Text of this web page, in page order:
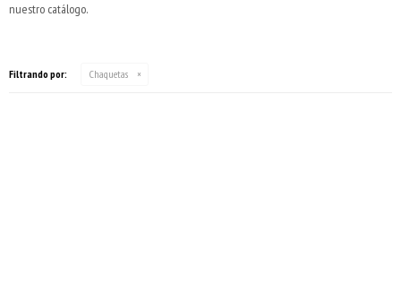
nuestro catálogo.
Filtrando por: Chaquetas